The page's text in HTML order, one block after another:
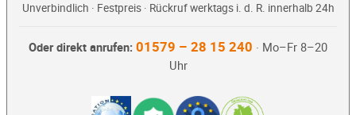
Unverbindlich · Festpreis · Rückruf werktags i. d. R. innerhalb 24h
Oder direkt anrufen: 01579 – 28 15 240 · Mo–Fr 8–20
Uhr